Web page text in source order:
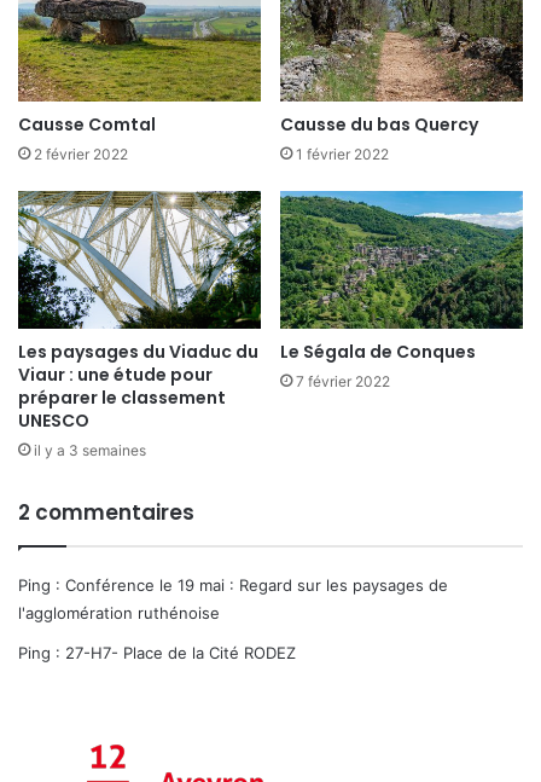
Causse Comtal
2 février 2022
Causse du bas Quercy
1 février 2022
Les paysages du Viaduc du
Viaur : une étude pour
préparer le classement
UNESCO
il y a 3 semaines
Le Ségala de Conques
7 février 2022
2 commentaires
Ping : Conférence le 19 mai : Regard sur les paysages de
l'agglomération ruthénoise
Ping : 27-H7- Place de la Cité RODEZ